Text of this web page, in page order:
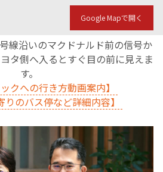
Google Mapで開く
線沿いのマクドナルド前の信号か
タ側へ入るとすぐ目の前に見えま
す。
クへの行き方動画案内】
りのバス停など詳細内容】